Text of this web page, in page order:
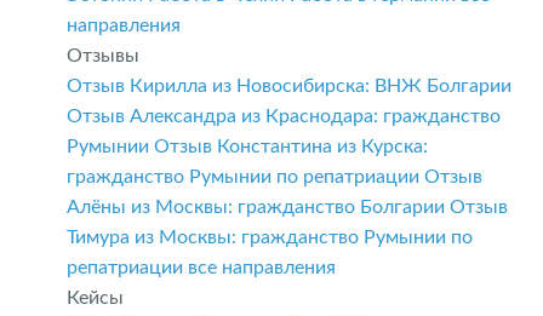
направления
Отзывы
Отзыв Кирилла из Новосибирска: ВНЖ Болгарии
Отзыв Александра из Краснодара: гражданство
Румынии Отзыв Константина из Курска:
гражданство Румынии по репатриации Отзыв
Алёны из Москвы: гражданство Болгарии Отзыв
Тимура из Москвы: гражданство Румынии по
репатриации все направления
Кейсы